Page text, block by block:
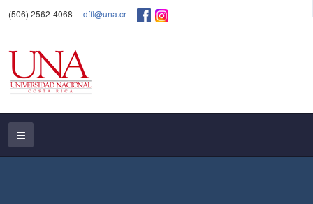
(506) 2562-4068 dffl@una.cr